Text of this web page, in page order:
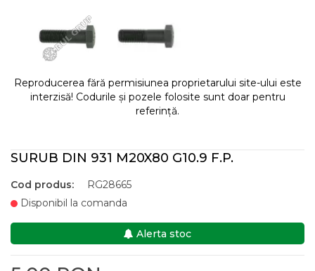
Reproducerea fără permisiunea proprietarului site-ului este
interzisă! Codurile și pozele folosite sunt doar pentru
referință.
SURUB DIN 931 M20X80 G10.9 F.P.
Cod produs:
RG28665
Disponibil la comanda
Alerta stoc